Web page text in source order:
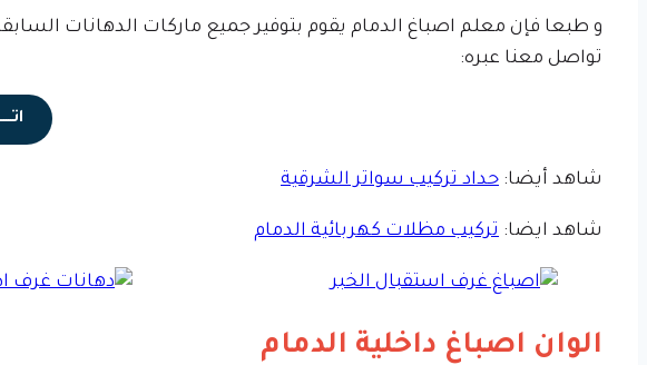
و طبعا فإن معلم اصباغ الدمام يقوم بتوفير جميع ماركات الدهانات
تواصل معنا عبره:
شاهد أيضا: حداد تركيب سواتر الشرقية
شاهد ايضا: تركيب مظلات كهربائية الدمام
الوان اصباغ داخلية الدمام